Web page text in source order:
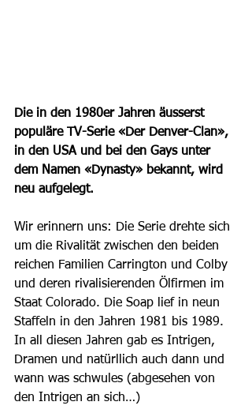
Die in den 1980er Jahren äusserst
populäre TV-Serie «Der Denver-Clan»,
in den USA und bei den Gays unter
dem Namen «Dynasty» bekannt, wird
neu aufgelegt.
Wir erinnern uns: Die Serie drehte sich
um die Rivalität zwischen den beiden
reichen Familien Carrington und Colby
und deren rivalisierenden Ölfirmen im
Staat Colorado. Die Soap lief in neun
Staffeln in den Jahren 1981 bis 1989.
In all diesen Jahren gab es Intrigen,
Dramen und natürllich auch dann und
wann was schwules (abgesehen von
den Intrigen an sich…)